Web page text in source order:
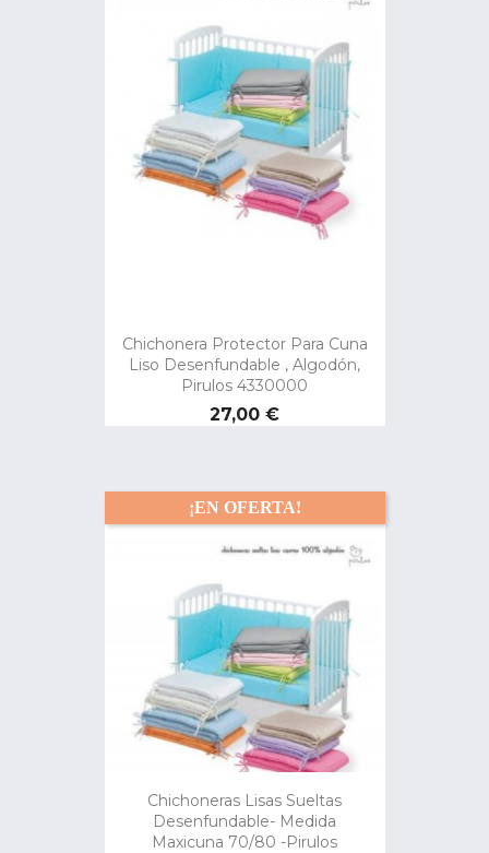
Chichonera Protector Para Cuna
Liso Desenfundable , Algodón,
Pirulos 4330000
Precio
27,00 €
Chichoneras Lisas Sueltas
Desenfundable- Medida
Maxicuna 70/80 -Pirulos
¡EN OFERTA!